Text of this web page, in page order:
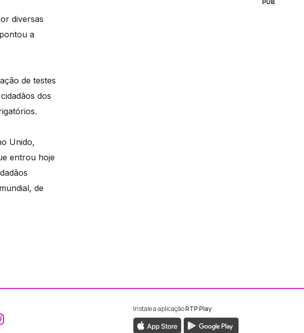
diversas
a
de testes
dos
Unido,
entrou hoje
de
ao Facebook da RTP Madeira
Aceder ao Instagram da RTP Madeira
Instale a aplicaçãoRTP Play